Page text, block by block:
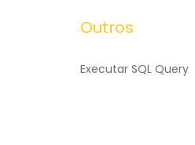
Outros
Executar SQL Query